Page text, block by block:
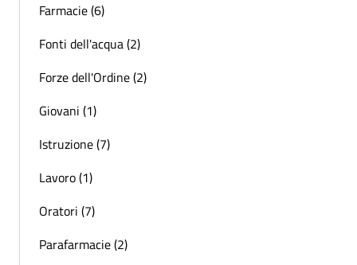
Farmacie (6)
Fonti dell'acqua (2)
Forze dell'Ordine (2)
Giovani (1)
Istruzione (7)
Lavoro (1)
Oratori (7)
Parafarmacie (2)